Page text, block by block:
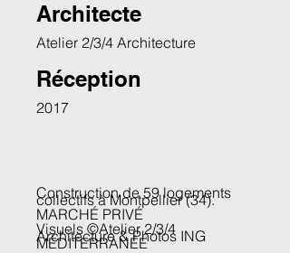
Architecte
Atelier 2/3/4 Architecture
Réception
2017
Construction de 59 logements
collectifs à Montpellier (34).
MARCHÉ PRIVÉ
Visuels ©Atelier 2/3/4
Architecture & Photos ING
MÉDITERRANÉE